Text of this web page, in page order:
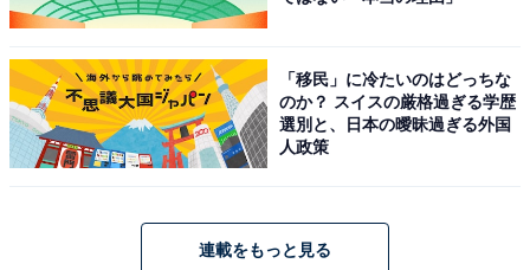
「移民」に冷たいのはどっちな
のか？ スイスの厳格過ぎる学歴
選別と、日本の曖昧過ぎる外国
人政策
連載をもっと見る